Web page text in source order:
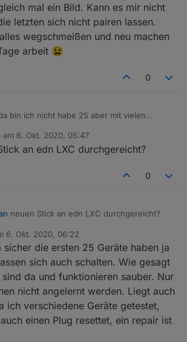
mal ein Bild. Kann es mir nicht
letzten sich nicht pairen lassen.
wegschmeißen und neu machen
arbeit 😫
0
bin ich nicht habe 25 aber mit vielen
die letzten sich nicht pairen lassen.
Idee, alles wegschmeißen und neu machen
am 6. Okt. 2020, 05:47
von
an edn LXC durchgereicht?
0
neuen Stick an edn LXC durchgereicht?
6. Okt. 2020, 06:22
von
sicher die ersten 25 Geräte haben ja
sich auch schalten. Wie gesagt
da und funktionieren sauber. Nur
nicht angelernt werden. Liegt auch
ich verschiedene Geräte getestet,
einen Plug resettet, ein repair ist